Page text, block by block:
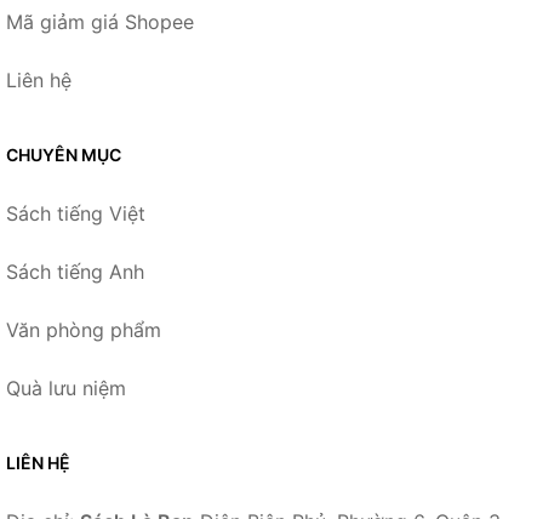
Mã giảm giá Shopee
Liên hệ
CHUYÊN MỤC
Sách tiếng Việt
Sách tiếng Anh
Văn phòng phẩm
Quà lưu niệm
LIÊN HỆ